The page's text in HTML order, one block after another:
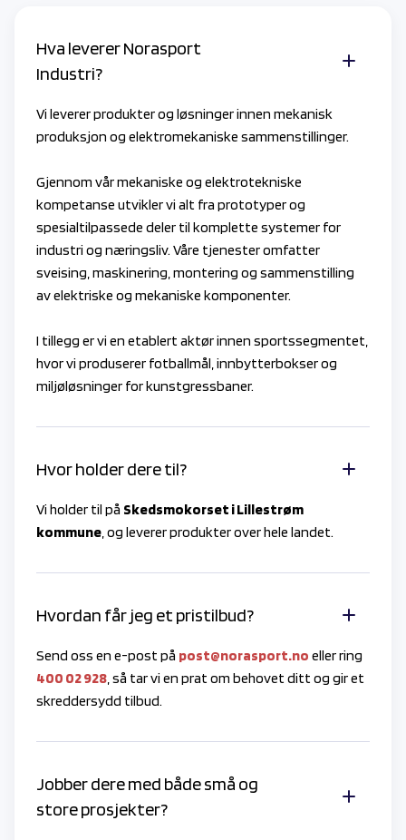
Hva leverer Norasport
Industri?
Vi leverer produkter og løsninger innen mekanisk
produksjon og elektromekaniske sammenstillinger.
Gjennom vår mekaniske og elektrotekniske
kompetanse utvikler vi alt fra prototyper og
spesialtilpassede deler til komplette systemer for
industri og næringsliv. Våre tjenester omfatter
sveising, maskinering, montering og sammenstilling
av elektriske og mekaniske komponenter.
I tillegg er vi en etablert aktør innen sportssegmentet,
hvor vi produserer fotballmål, innbytterbokser og
miljøløsninger for kunstgressbaner.
Hvor holder dere til?
Vi holder til på Skedsmokorset i Lillestrøm
kommune, og leverer produkter over hele landet.
Hvordan får jeg et pristilbud?
Send oss en e-post på post@norasport.no eller ring
400 02 928, så tar vi en prat om behovet ditt og gir et
skreddersydd tilbud.
Jobber dere med både små og
store prosjekter?